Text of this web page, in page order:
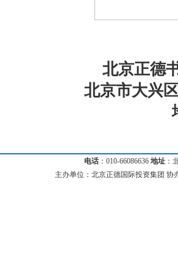
北京正德
北京市大兴
电话 ：010-66086636 地址 ：
主办单位：北京正德国际投资集团